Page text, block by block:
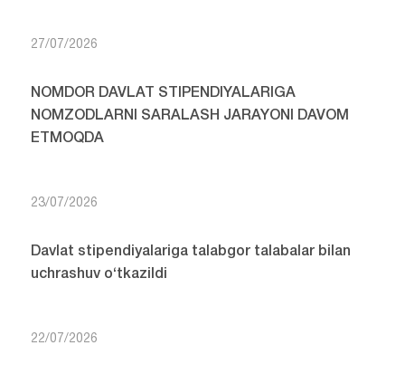
27/07/2026
NOMDOR DAVLAT STIPENDIYALARIGA
NOMZODLARNI SARALASH JARAYONI DAVOM
ETMOQDA
23/07/2026
Davlat stipendiyalariga talabgor talabalar bilan
uchrashuv o‘tkazildi
22/07/2026